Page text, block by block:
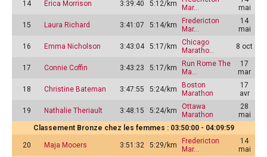
14 Erica Morrison 3:39:40 5:12/km
Mar…
mai
15 Laura Richard 3:41:07 5:14/km
Fredericton
Mar…
14
mai
16 Emma Nicholson 3:43:04 5:17/km
Chicago
Maratho…
8 oct
17 Connie Coffin 3:43:23 5:17/km
Run Rome The
Ma…
17
mar
18 Christine Bateman 3:47:55 5:24/km
Boston
Marathon
17
avr
19 Nathalie Theriault 3:48:15 5:24/km
Ottawa
Marathon
28
mai
Classement Bronze chez les femmes : 03:50:00 - 04:09:59
20 Maja Mooers 3:51:32 5:29/km
Fredericton
Mar…
14
mai